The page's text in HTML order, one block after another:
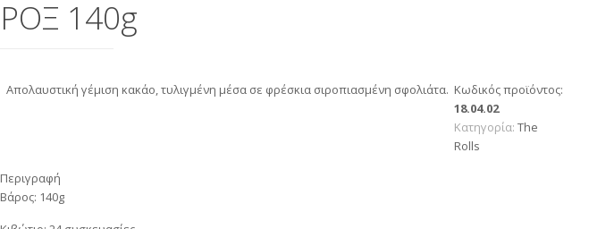
ΡΟΞ 140g
Απολαυστική γέμιση κακάο, τυλιγμένη μέσα σε φρέσκια σιροπιασμένη σφολιάτα. Κωδικός προϊόντος:
18.04.02
Κατηγορία: Τhe
Rolls
Περιγραφή
Βάρος: 140g